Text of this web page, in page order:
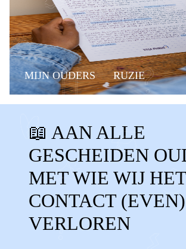
MIJN OUDERS RUZIE
CONTACTVERLIES
CONTACT VERLOREN
GEEN CONTACT OUDERS
AANDACHT KWIJT
📖 AAN ALLE
GESCHEIDEN
MET WIE WIJ HET
CONTACT
VERLOREN